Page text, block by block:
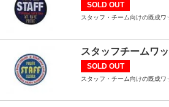
SOLD OUT
スタッフ・チーム向けの既成ワ
スタッフチームワ
SOLD OUT
スタッフ・チーム向けの既成ワ